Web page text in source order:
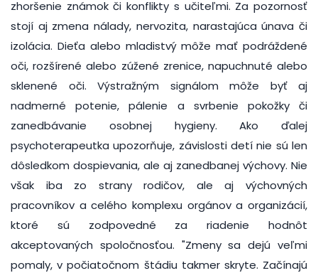
zhoršenie známok či konflikty s učiteľmi. Za pozornosť
stojí aj zmena nálady, nervozita, narastajúca únava či
izolácia. Dieťa alebo mladistvý môže mať podráždené
oči, rozšírené alebo zúžené zrenice, napuchnuté alebo
sklenené oči. Výstražným signálom môže byť aj
nadmerné potenie, pálenie a svrbenie pokožky či
zanedbávanie osobnej hygieny. Ako ďalej
psychoterapeutka upozorňuje, závislosti detí nie sú len
dôsledkom dospievania, ale aj zanedbanej výchovy. Nie
však iba zo strany rodičov, ale aj výchovných
pracovníkov a celého komplexu orgánov a organizácií,
ktoré sú zodpovedné za riadenie hodnôt
akceptovaných spoločnosťou. "Zmeny sa dejú veľmi
pomaly, v počiatočnom štádiu takmer skryte. Začínajú